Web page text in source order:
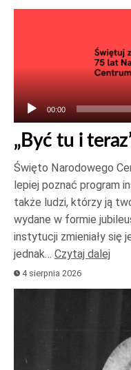
00:00
„Być tu i
Święto Narodowego
lepiej poznać program
także ludzi, którzy ją
wydane w formie
instytucji zmieniały się
jednak… Czytaj dalej
4 sierpnia 2026